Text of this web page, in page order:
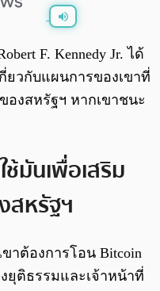
F. Kennedy Jr. ได้
ยวกับแผนการของเขาที่
องสหรัฐฯ หากเขาชนะ
มันเพื่อเสริม
สหรัฐฯ
ขาต้องการโอน Bitcoin
ยุติธรรมและเจ้าหน้าที่